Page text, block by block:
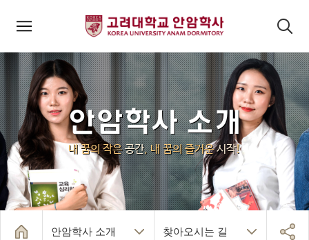
모바일메뉴 검색패널
안암학사 소개
내 꿈의 작은공간, 내 꿈의 즐거운시작!
안암학사 소개 찾아오시는 길